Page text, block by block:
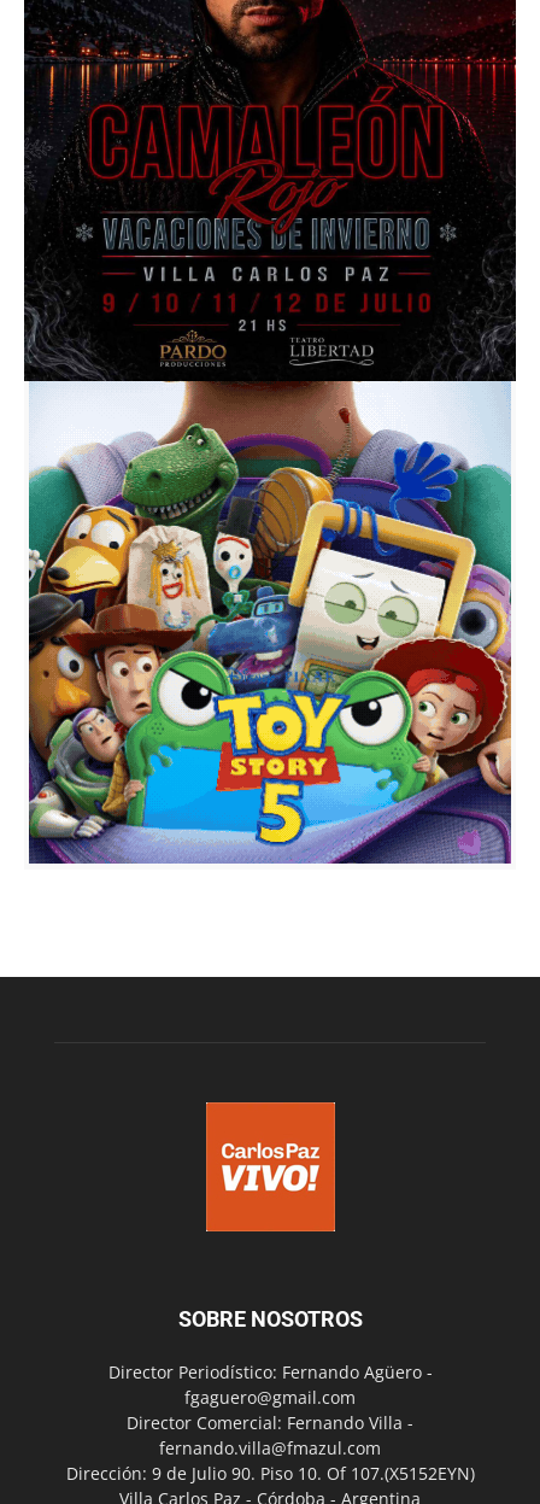
SOBRE NOSOTROS
Director Periodístico: Fernando Agüero -
fgaguero@gmail.com
Director Comercial: Fernando Villa -
fernando.villa@fmazul.com
Dirección: 9 de Julio 90. Piso 10. Of 107.(X5152EYN)
Villa Carlos Paz - Córdoba - Argentina